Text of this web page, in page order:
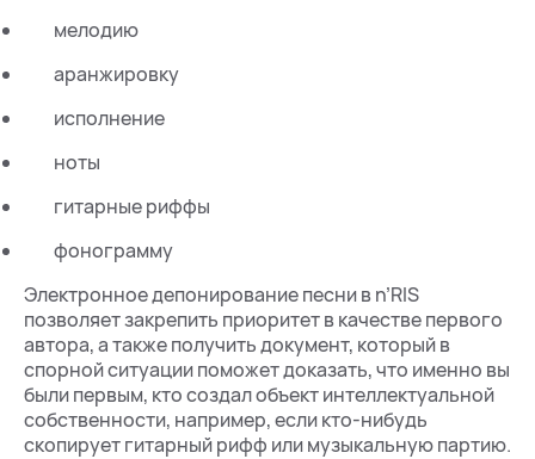
мелодию
аранжировку
исполнение
ноты
гитарные риффы
фонограмму
Электронное депонирование песни в n’RIS
позволяет закрепить приоритет в качестве первого
автора, а также получить документ, который в
спорной ситуации поможет доказать, что именно вы
были первым, кто создал объект интеллектуальной
собственности, например, если кто-нибудь
скопирует гитарный рифф или музыкальную партию.